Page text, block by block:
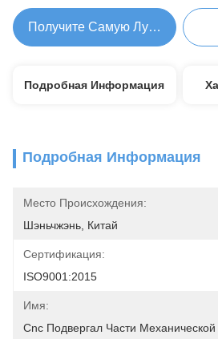
Получите Самую Лучшую Цену
Подробная Информация
Подробная Информация
Место Происхождения:
Шэньчжэнь, Китай
Сертификация:
ISO9001:2015
Имя:
Cnc Подвергал Части